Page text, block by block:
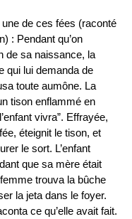
de ces fées (raconté
: Pendant qu’on
de sa naissance, la
qui lui demanda de
toute aumône. La
tison enflammé en
vivra”. Effrayée,
éteignit le tison, et
le sort. L’enfant
que sa mère était
trouva la bûche
la jeta dans le foyer.
ce qu’elle avait fait.